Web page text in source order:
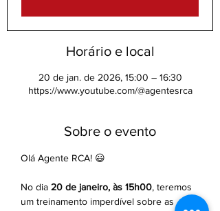
Horário e local
20 de jan. de 2026, 15:00 – 16:30
https://www.youtube.com/@agentesrca
Sobre o evento
Olá Agente RCA! 😃
No dia 20 de janeiro, às 15h00, teremos
um treinamento imperdível sobre as